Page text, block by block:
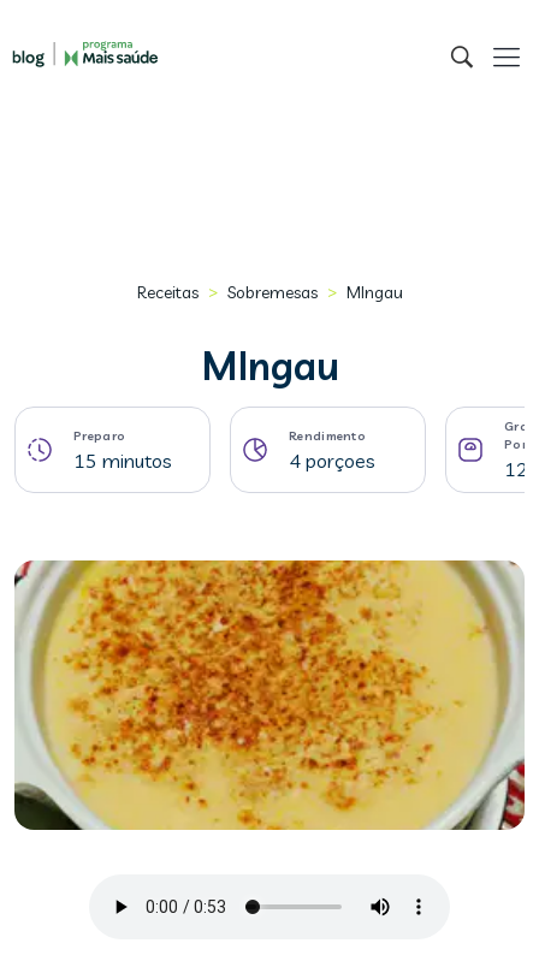
Receitas > Sobremesas > MIngau
MIngau
Preparo
15 minutos
Rendimento
4 porçoes